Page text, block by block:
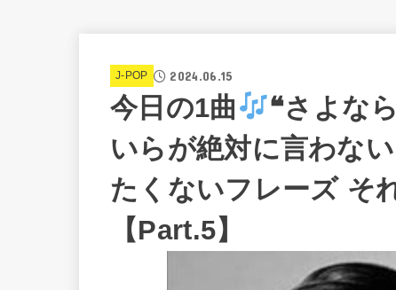
J-POP 2024.06.15
今日の1曲
❝さよな
いらが絶対に言わない
たくないフレーズ そ
【Part.5】